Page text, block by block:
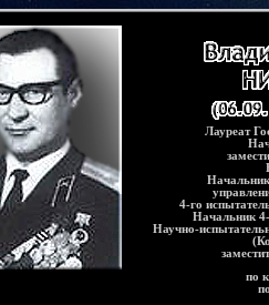
Лауреат
Начальник
4-го
Начальник
Научно-
по